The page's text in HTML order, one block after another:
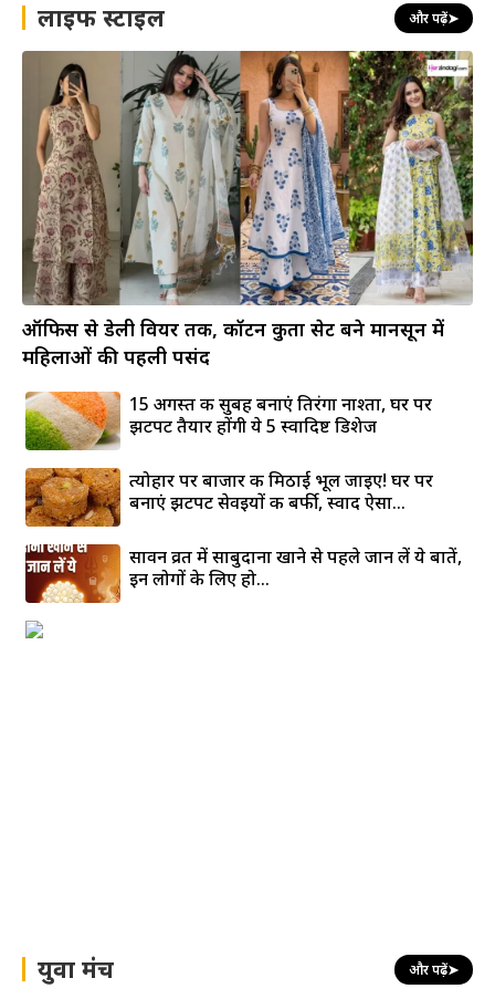
लाइफ स्टाइल और पढ़ें➤
ऑफिस से डेली वियर तक, कॉटन कुर्ता सेट बने मानसून में
महिलाओं की पहली पसंद
15 अगस्त की सुबह बनाएं तिरंगा नाश्ता, घर पर
झटपट तैयार होंगी ये 5 स्वादिष्ट डिशेज
त्योहार पर बाजार की मिठाई भूल जाइए! घर पर
बनाएं झटपट सेवइयों की बर्फी, स्वाद ऐसा...
सावन व्रत में साबुदाना खाने से पहले जान लें ये बातें,
इन लोगों के लिए हो...
युवा मंच और पढ़ें➤